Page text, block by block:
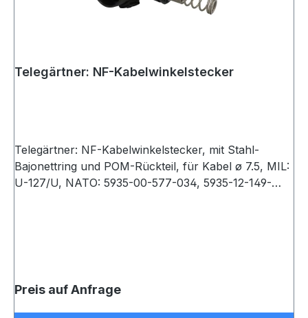
Telegärtner: NF-Kabelwinkelstecker
Telegärtner: NF-Kabelwinkelstecker, mit Stahl-
Bajonettring und POM-Rückteil, für Kabel ø 7.5, MIL:
U-127/U, NATO: 5935-00-577-034, 5935-12-149-
Preis auf Anfrage